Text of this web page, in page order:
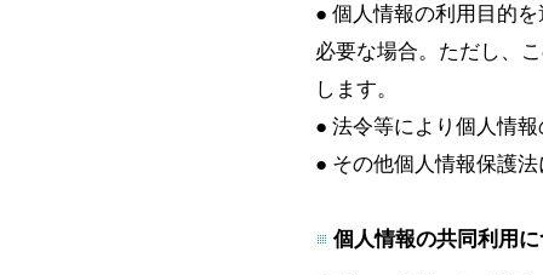
● 個人情報の利用目的
必要な場合。ただし、
します。
● 法令等により個人情
● その他個人情報保護
個人情報の共同利用